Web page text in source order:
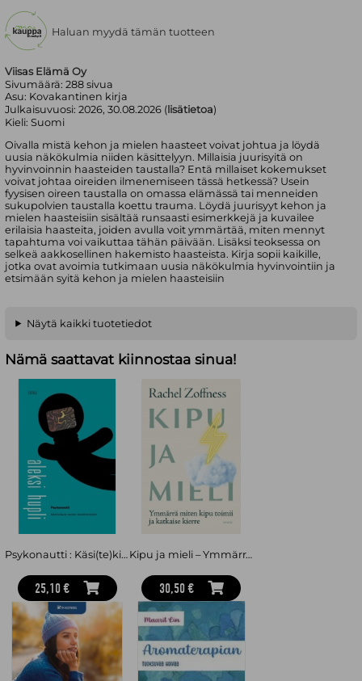
Viisas Elämä Oy
Sivumäärä:288 sivua
Asu: Kovakantinen kirja
Julkaisuvuosi:2026, 30.08.2026 ( lisätietoa)
Kieli:Suomi
Oivalla mistä kehon ja mielen haasteet voivat johtua ja löydä
uusia näkökulmia niiden käsittelyyn. Millaisia juurisyitä on
hyvinvoinnin haasteiden taustalla? Entä millaiset kokemukset
voivat johtaa oireiden ilmenemiseen tässä hetkessä? Usein
fyysisen oireen taustalla on omassa elämässä tai menneiden
sukupolvien taustalla koettu trauma. Löydä juurisyyt kehon ja
mielen haasteisiin sisältää runsaasti esimerkkejä ja kuvailee
erilaisia haasteita, joiden avulla voit ymmärtää, miten mennyt
tapahtuma voi vaikuttaa tähän päivään. Lisäksi teoksessa on
selkeä aakkosellinen hakemisto haasteista. Kirja sopii kaikille,
jotka ovat avoimia tutkimaan uusia näkökulmia hyvinvointiin ja
etsimään syitä kehon ja mielen haasteisiin
Haluan myydä tämän tuotteen
Näytä kaikki tuotetiedot
Nämä saattavat kiinnostaa sinua!
Psykonautti : Käsi(te)kirja mielen manifestointiin
25,10 €
Kipu ja mieli – Ymmärrä miten kipu toimii ja katkaise kierre
30,50 €